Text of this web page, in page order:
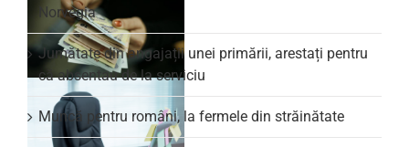
Norvegia
Jumătate din angajații unei primării, arestați pentru
că absentau de la serviciu
Muncă pentru români, la fermele din străinătate